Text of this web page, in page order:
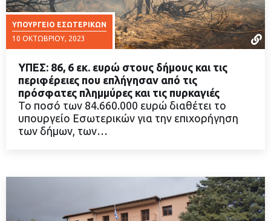
ΥΠΟΥΡΓΕΊΟ ΕΣΩΤΕΡΙΚΏΝ
10 ΟΚΤΩΒΡΊΟΥ, 2023
ΔΙΑΒΑΣΤΕ ΠΕΡΙΣΣΟΤΕΡΑ
ΥΠΕΣ: 86, 6 εκ. ευρώ στους δήμους και τις
περιφέρειες που επλήγησαν από τις
πρόσφατες πλημμύρες και τις πυρκαγιές
Το ποσό των 84.660.000 ευρώ διαθέτει το
υπουργείο Εσωτερικών για την επιχορήγηση
των δήμων, των…